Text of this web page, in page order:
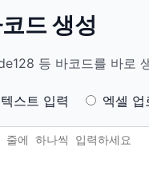
드 생성
등 바코드를 바로
텍스트 입력 엑셀 업